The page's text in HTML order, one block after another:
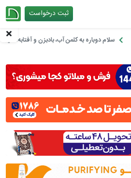
ثبت درخواست
سلام دوباره به کلمن آب، بادبزن و آفتابه؛